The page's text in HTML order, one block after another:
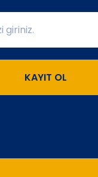
KAYIT OL